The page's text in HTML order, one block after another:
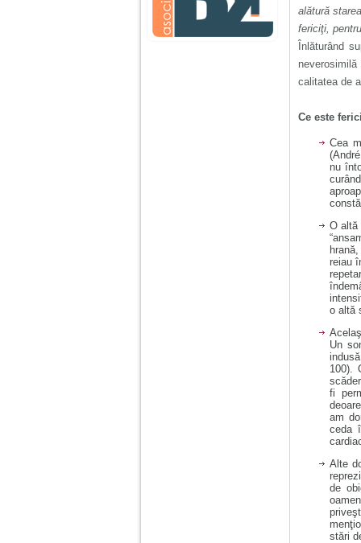
De 4 ani am o relatie
serioasa cu un barbat
alătură
fericiţi,
Înlăturând
calitatea de
Ce este
Cea
nu
O altă
reiau
o altă
Un
100).
fi
am
ceda
Alte
de
stări